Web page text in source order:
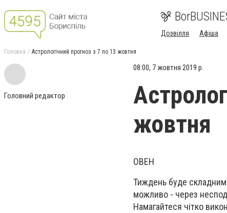
Дозвілля Афіша
Головна Астрологічний прогноз з 7 по 13 жовтня
Головний редактор
08:00, 7 жовтня 2019 р.
жовтня
ОВЕН
Тиждень буде складн
можливо - через
Намагайтеся чітко